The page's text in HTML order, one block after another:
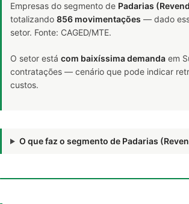
Empresas do segmento de Padarias
totalizando 856 movimentações — dado
setor. Fonte: CAGED/MTE.
O setor está com baixíssima demanda em
contratações — cenário que pode indicar
custos.
O que faz o segmento de Padarias